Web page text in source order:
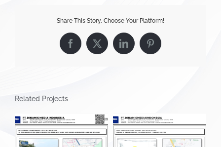
Share This Story, Choose Your Platform!
Facebook
X LinkedInPinterest
Related Projects